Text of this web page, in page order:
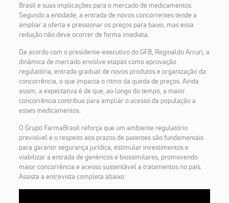
Brasil e suas implicações para o mercado de medicamentos.
Segundo a entidade, a entrada de novos concorrentes tende a
ampliar a oferta e pressionar os preços para baixo, mas essa
redução não deve ocorrer de forma imediata.
De acordo com o presidente-executivo do GFB, Reginaldo Arcuri, a
dinâmica de mercado envolve etapas como aprovação
regulatória, entrada gradual de novos produtos e organização da
concorrência, o que impacta o ritmo da queda de preços. Ainda
assim, a expectativa é de que, ao longo do tempo, a maior
concorrência contribua para ampliar o acesso da população a
esses medicamentos.
O Grupo FarmaBrasil reforça que um ambiente regulatório
previsível e o respeito aos prazos de patentes são fundamentais
para garantir segurança jurídica, estimular investimentos e
viabilizar a entrada de genéricos e biossimilares, promovendo
maior concorrência e acesso sustentável a tratamentos no país.
Assista a entrevista completa abaixo: